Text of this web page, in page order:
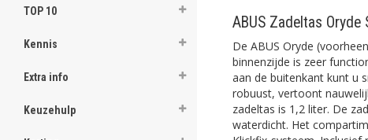
TOP 10
Kennis
Extra info
Keuzehulp
ABUS Zadeltas Oryde
De ABUS Oryde
binnenzijde is zeer
aan de buitenkant kunt u
robuust, vertoont
zadeltas is 1,2 liter. De
waterdicht. Het